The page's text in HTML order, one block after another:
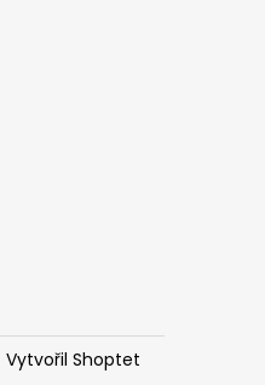
Vytvořil Shoptet